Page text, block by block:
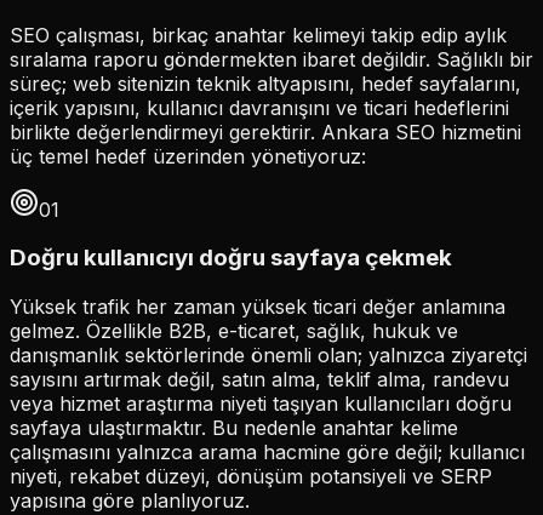
SEO çalışması, birkaç anahtar kelimeyi takip edip aylık
sıralama raporu göndermekten ibaret değildir. Sağlıklı bir
süreç; web sitenizin teknik altyapısını, hedef sayfalarını,
içerik yapısını, kullanıcı davranışını ve ticari hedeflerini
birlikte değerlendirmeyi gerektirir. Ankara SEO hizmetini
üç temel hedef üzerinden yönetiyoruz:
01
Doğru kullanıcıyı doğru sayfaya çekmek
Yüksek trafik her zaman yüksek ticari değer anlamına
gelmez. Özellikle B2B, e-ticaret, sağlık, hukuk ve
danışmanlık sektörlerinde önemli olan; yalnızca ziyaretçi
sayısını artırmak değil, satın alma, teklif alma, randevu
veya hizmet araştırma niyeti taşıyan kullanıcıları doğru
sayfaya ulaştırmaktır. Bu nedenle anahtar kelime
çalışmasını yalnızca arama hacmine göre değil; kullanıcı
niyeti, rekabet düzeyi, dönüşüm potansiyeli ve SERP
yapısına göre planlıyoruz.